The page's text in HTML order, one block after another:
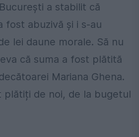
a stabilit că
fost abuzivă și i s-au
lei daune morale. Să nu
că suma a fost plătită
Mariana Ghena.
plătiți de noi, de la bugetul